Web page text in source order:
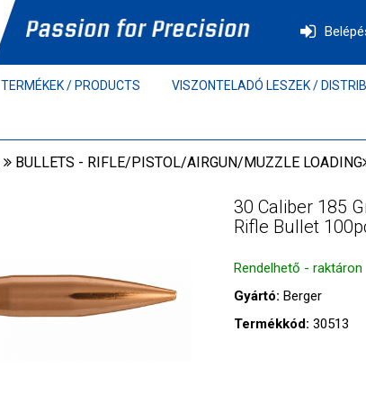
TERMÉKEK / PRODUCTS VISZONTELADÓ LESZEK /
BULLETS - RIFLE/PISTOL/AIRGUN/MUZZLE LOADING
30 Caliber 185
Rifle Bullet
Rendelhető - raktáron
Gyártó: Berger
Termékkód: 30513